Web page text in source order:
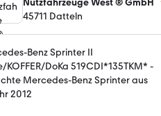
Nutzfahrzeuge West ® GmbH
45711 Datteln